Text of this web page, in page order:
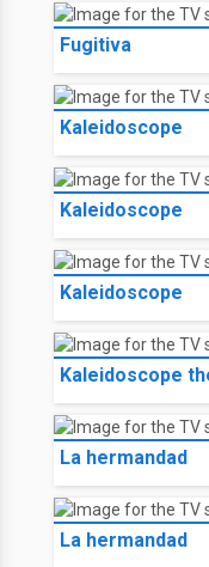
Fugitiva
Kaleidoscope
Kaleidoscope
Kaleidoscope
Kaleidoscope
La hermandad
La hermandad